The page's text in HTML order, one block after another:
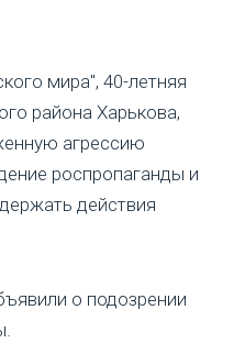
мира", 40-летняя
района Харькова,
агрессию
роспропаганды и
действия
о подозрении